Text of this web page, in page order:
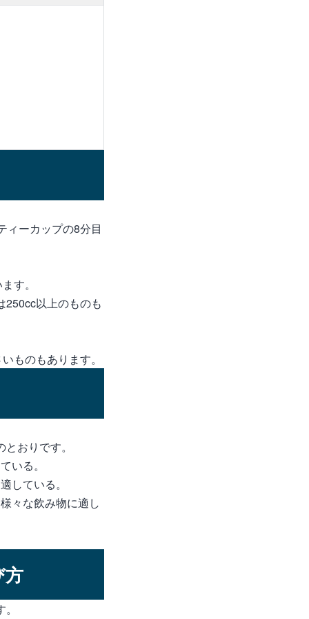
ィーカップの8分目
す。
250cc以上のものも
ものもあります。
おりです。
いる。
している。
々な飲み物に適し
方